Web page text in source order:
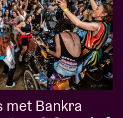
met Bankra